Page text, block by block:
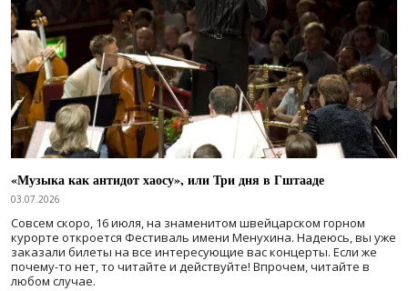
«Музыка как антидот хаосу», или Три дня в Гштааде
03.07.2026
Совсем скоро, 16 июля, на знаменитом швейцарском горном
курорте откроется Фестиваль имени Менухина. Надеюсь, вы уже
заказали билеты на все интересующие вас концерты. Если же
почему-то нет, то читайте и действуйте! Впрочем, читайте в
любом случае.